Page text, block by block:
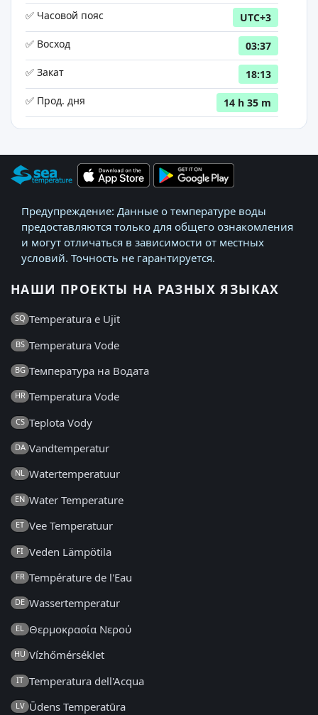
✅ Часовой пояс
UTC+3
✅ Восход
03:37
✅ Закат
18:13
✅ Прод. дня
14 h 35 m
Предупреждение: Данные о температуре воды
предоставляются только для общего ознакомления
и могут отличаться в зависимости от местных
условий. Точность не гарантируется.
НАШИ ПРОЕКТЫ НА РАЗНЫХ ЯЗЫКАХ
SQ Temperatura e Ujit
BS Temperatura Vode
BG Температура на Водата
HR Temperatura Vode
CS Teplota Vody
DA Vandtemperatur
NL Watertemperatuur
EN Water Temperature
ET Vee Temperatuur
FI Veden Lämpötila
FR Température de l'Eau
DE Wassertemperatur
EL Θερμοκρασία Νερού
HU Vízhőmérséklet
IT Temperatura dell'Acqua
LV Ūdens Temperatūra